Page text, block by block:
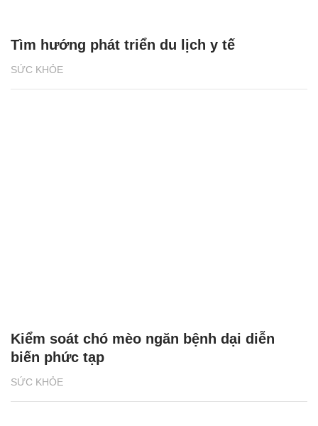
SỨC KHỎE
Tìm hướng phát triển du lịch y tế
SỨC KHỎE
Kiểm soát chó mèo ngăn bệnh dại diễn
biến phức tạp